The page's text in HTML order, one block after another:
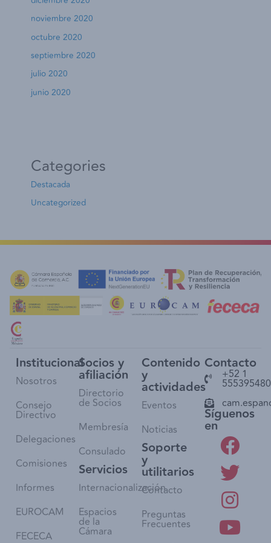
noviembre 2020
octubre 2020
septiembre 2020
julio 2020
junio 2020
Categories
Destacada
Uncategorized
Institucional
Nosotros
Consejo
Directivo
Delegaciones
Comisiones
Informes
EUROCAM
FECECA
Socios y
afiliación
Directorio
de Socios
Membresía
Consulado
Servicios
Internacionalización
Espacios
de la
Cámara
Contenido
y
actividades
Eventos
Noticias
Soporte
y
utilitarios
Contacto
Preguntas
Frecuentes
Contacto
+52 1
Síguenos
en